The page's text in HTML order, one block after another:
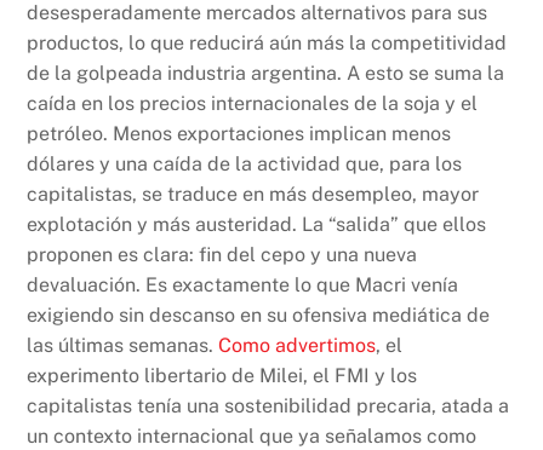
desesperadamente mercados alternativos para sus
productos, lo que reducirá aún más la competitividad
de la golpeada industria argentina. A esto se suma la
caída en los precios internacionales de la soja y el
petróleo. Menos exportaciones implican menos
dólares y una caída de la actividad que, para los
capitalistas, se traduce en más desempleo, mayor
explotación y más austeridad. La “salida” que ellos
proponen es clara: fin del cepo y una nueva
devaluación. Es exactamente lo que Macri venía
exigiendo sin descanso en su ofensiva mediática de
las últimas semanas.Como advertimos, el
experimento libertario de Milei, el FMI y los
capitalistas tenía una sostenibilidad precaria, atada a
un contexto internacional que ya señalamos como